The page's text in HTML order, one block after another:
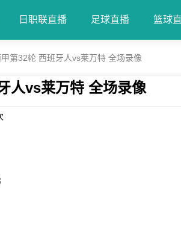
日职联直播 足球直播 篮球
第32轮 西班牙人vs莱万特 全场录像
人vs莱万特 全场录像